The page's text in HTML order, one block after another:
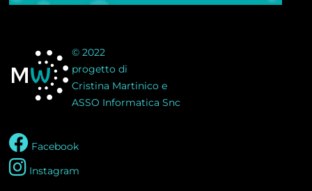
© 2022
progetto di
Cristina Martinico e
ASSO Informatica Snc
Facebook
Instagram